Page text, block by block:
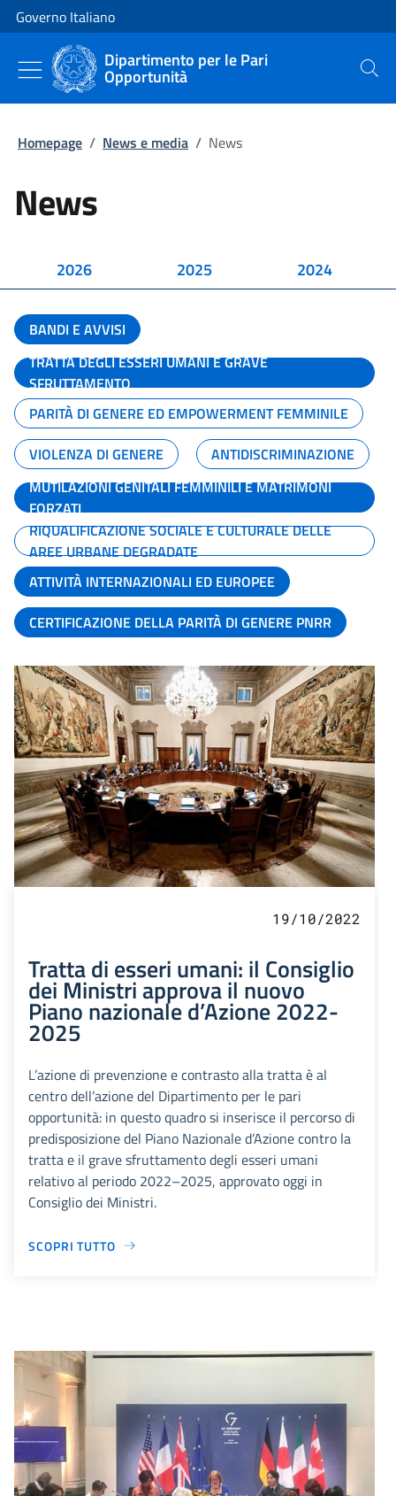
Vai al contenuto
Vai alla navigazione del sito
Governo Italiano
Dipartimento per le Pari
Opportunità Cerca
Homepage / News e media / News
News
2026 2025 2024
BANDI E AVVISI
TRATTA DEGLI ESSERI UMANI E GRAVE
SFRUTTAMENTO
PARITÀ DI GENERE ED EMPOWERMENT FEMMINILE
VIOLENZA DI GENERE
ANTIDISCRIMINAZIONE
MUTILAZIONI GENITALI FEMMINILI E MATRIMONI
FORZATI
RIQUALIFICAZIONE SOCIALE E CULTURALE DELLE
AREE URBANE DEGRADATE
ATTIVITÀ INTERNAZIONALI ED EUROPEE
CERTIFICAZIONE DELLA PARITÀ DI GENERE PNRR
19/10/2022
Tratta di esseri umani: il Consiglio
dei Ministri approva il nuovo
Piano nazionale d’Azione 2022-
2025
L’azione di prevenzione e contrasto alla tratta è al
centro dell’azione del Dipartimento per le pari
opportunità: in questo quadro si inserisce il percorso di
predisposizione del Piano Nazionale d’Azione contro la
tratta e il grave sfruttamento degli esseri umani
relativo al periodo 2022–2025, approvato oggi in
Consiglio dei Ministri.
SCOPRI TUTTO